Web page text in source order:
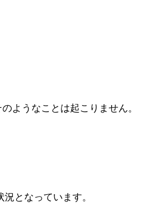
ようなことは起こりません。
となっています。